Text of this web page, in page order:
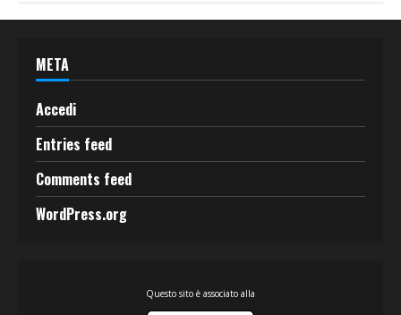
META
Accedi
Entries feed
Comments feed
WordPress.org
Questo sito è associato alla